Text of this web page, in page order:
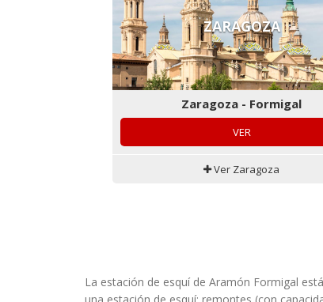
ZARAGOZA
Zaragoza - Formigal
VER
Ver Zaragoza
La estación de esquí de Aramón Formigal